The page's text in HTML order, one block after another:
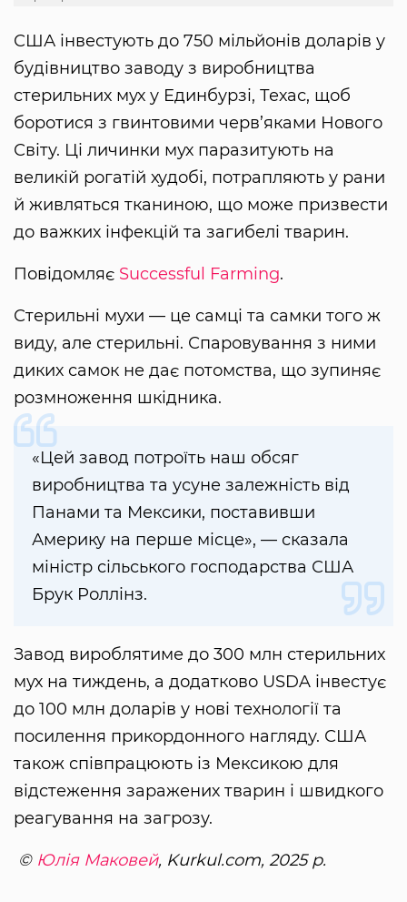
США інвестують до 750 мільйонів доларів у
будівництво заводу з виробництва
стерильних мух у Единбурзі, Техас, щоб
боротися з гвинтовими черв’яками Нового
Світу. Ці личинки мух паразитують на
великій рогатій худобі, потрапляють у рани
й живляться тканиною, що може призвести
до важких інфекцій та загибелі тварин.
Повідомляє Successful Farming.
Стерильні мухи — це самці та самки того ж
виду, але стерильні. Спаровування з ними
диких самок не дає потомства, що зупиняє
розмноження шкідника.
«Цей завод потроїть наш обсяг
виробництва та усуне залежність від
Панами та Мексики, поставивши
Америку на перше місце», — сказала
міністр сільського господарства США
Брук Роллінз.
Завод вироблятиме до 300 млн стерильних
мух на тиждень, а додатково USDA інвестує
до 100 млн доларів у нові технології та
посилення прикордонного нагляду. США
також співпрацюють із Мексикою для
відстеження заражених тварин і швидкого
реагування на загрозу.
© Юлія Маковей, Kurkul.com, 2025 р.